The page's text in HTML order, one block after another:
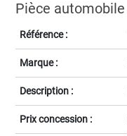
Pièce automobile
Référence :
Marque :
Description :
Prix concession :